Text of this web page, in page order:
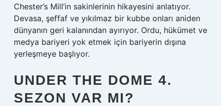
Chester’s Mill’in sakinlerinin hikayesini anlatıyor.
Devasa, şeffaf ve yıkılmaz bir kubbe onları aniden
dünyanın geri kalanından ayırıyor. Ordu, hükümet ve
medya bariyeri yok etmek için bariyerin dışına
yerleşmeye başlıyor.
UNDER THE DOME 4.
SEZON VAR MI?